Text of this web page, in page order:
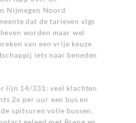
Nijmegen Noord
dat de tarieven vlgs
worden maar wel
van een vrije keuze
iets naar beneden
lijn 14/331: veel klachten
2x per uur een bus en
spitsuren volle bussen.